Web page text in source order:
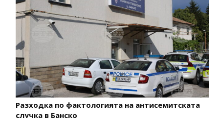
Разходка по фактологията на антисемитската
случка в Банско